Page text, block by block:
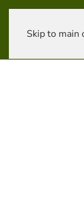
Skip to main